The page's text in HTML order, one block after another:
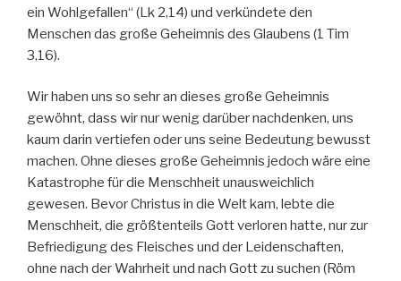
ein Wohlgefallen“ (Lk 2,14) und verkündete den
Menschen das große Geheimnis des Glaubens (1 Tim
3,16).
Wir haben uns so sehr an dieses große Geheimnis
gewöhnt, dass wir nur wenig darüber nachdenken, uns
kaum darin vertiefen oder uns seine Bedeutung bewusst
machen. Ohne dieses große Geheimnis jedoch wäre eine
Katastrophe für die Menschheit unausweichlich
gewesen. Bevor Christus in die Welt kam, lebte die
Menschheit, die größtenteils Gott verloren hatte, nur zur
Befriedigung des Fleisches und der Leidenschaften,
ohne nach der Wahrheit und nach Gott zu suchen (Röm